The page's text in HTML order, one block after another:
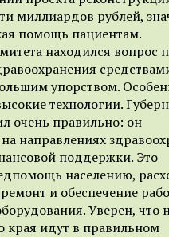
миллиардов рублей,
помощь пациентам.
находился вопрос
упорством.
технологии.
очень правильно: он
направлениях
поддержки. Это
населению,
и обеспечение
Уверен, что
края идут в правильном